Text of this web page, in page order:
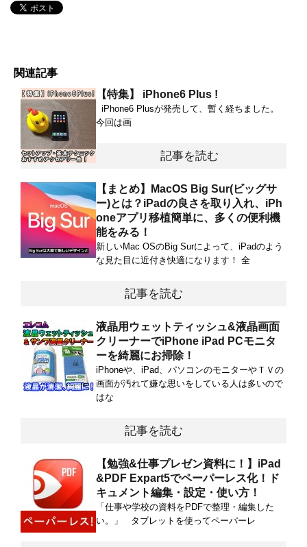
関連記事
【特集】 iPhone6 Plus !
iPhone6 Plusが発売して、暫く経ちました。
今回は画
記事を読む
【まとめ】MacOS Big Sur(ビッグサ
ー)とは？iPadの良さを取り入れ、iPh
oneアプリ移植簡単に、多くの便利機
能をみる！
新しいMac OSのBig Surによって、iPadのよう
な見た目に近付き快適になります！ 全
記事を読む
液晶用ウェットティッシュ&液晶画面
クリーナーでiPhone iPad PCモニタ
ーを綺麗にお掃除！
iPhoneや、iPad、パソコンのモニターやＴＶの
画面が汚れて嫌な思いをしている人は多いので
はな
記事を読む
【勉強&仕事プレゼン資料に！】iPad
&PDF Expart5でペーパーレス化！ド
キュメント編集・設定・使い方！
「仕事や学校の資料をPDFで整理・編集した
い。」 タブレットを使ってペーパーレ